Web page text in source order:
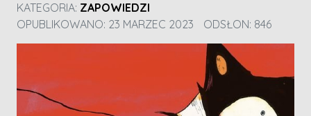
KATEGORIA: ZAPOWIEDZI
OPUBLIKOWANO: 23 MARZEC 2023
ODSŁON: 846